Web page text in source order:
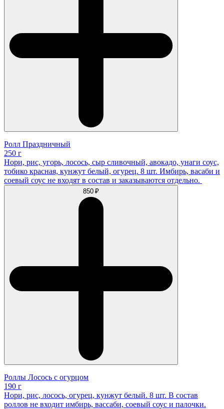
Ролл Праздничный
250 г
Нори, рис, угорь, лосось, сыр сливочный, авокадо, унаги соус,
тобико красная, кунжут белый, огурец. 8 шт. Имбирь, васаби и
соевый соус не входят в состав и заказываются отдельно.
850 ₽
Роллы Лосось с огурцом
190 г
Нори, рис, лосось, огурец, кунжут белый. 8 шт. В состав
роллов не входит имбирь, вассаби, соевый соус и палочки.